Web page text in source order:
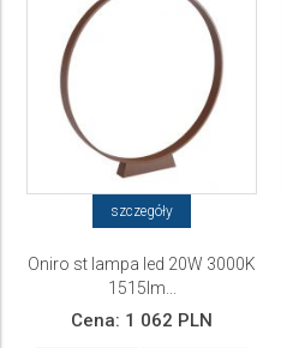
szczegóły
Oniro st lampa led 20W 3000K
1515lm...
Cena: 1 062 PLN